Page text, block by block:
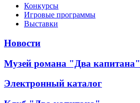
Конкурсы
Игровые программы
Выставки
Новости
Музей романа "Два капитана"
Электронный каталог